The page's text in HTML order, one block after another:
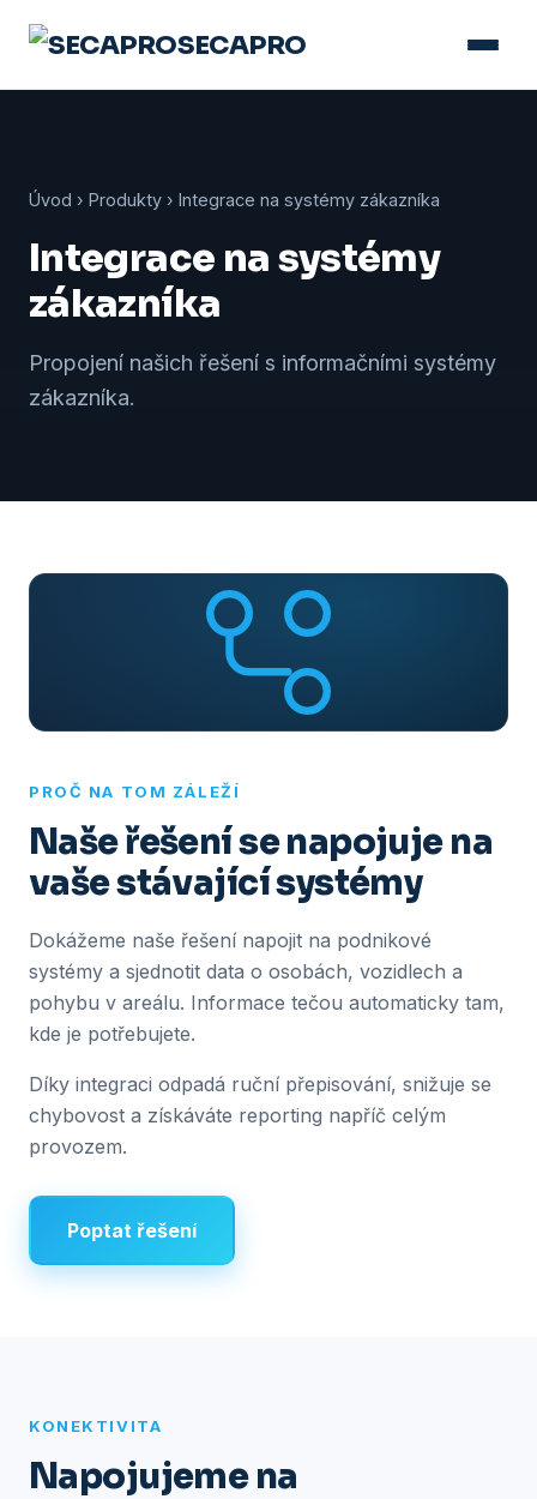
SECAPRO
Úvod › Produkty › Integrace na systémy zákazníka
Integrace na systémy
zákazníka
Propojení našich řešení s informačními systémy
zákazníka.
PROČ NA TOM ZÁLEŽÍ
Naše řešení se napojuje na
vaše stávající systémy
Dokážeme naše řešení napojit na podnikové
systémy a sjednotit data o osobách, vozidlech a
pohybu v areálu. Informace tečou automaticky tam,
kde je potřebujete.
Díky integraci odpadá ruční přepisování, snižuje se
chybovost a získáváte reporting napříč celým
provozem.
Poptat řešení
KONEKTIVITA
Napojujeme na